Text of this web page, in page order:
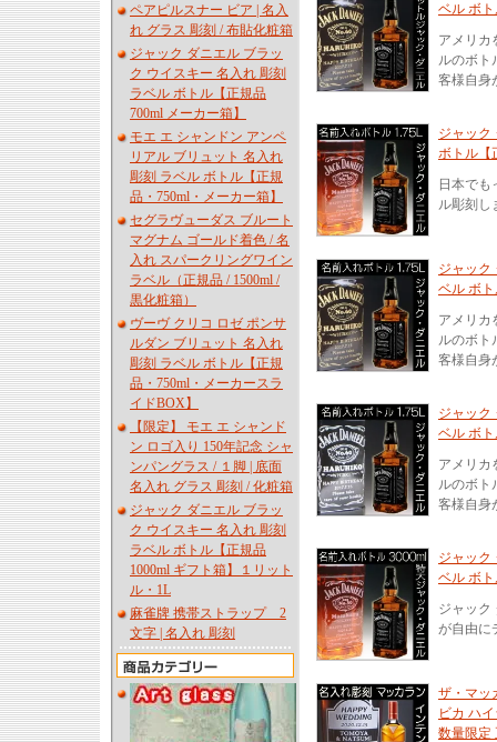
ペアピルスナー ビア | 名入
れ グラス 彫刻 / 布貼化粧箱
ジャック ダニエル ブラッ
ク ウイスキー 名入れ 彫刻
ラベル ボトル【正規品
700ml メーカー箱】
モエ エ シャンドン アンペ
リアル ブリュット 名入れ
彫刻 ラベル ボトル【正規
品・750ml・メーカー箱】
セグラヴューダス ブルート
マグナム ゴールド着色 / 名
入れ スパークリングワイン
ラベル（正規品 / 1500ml /
黒化粧箱）
ヴーヴ クリコ ロゼ ポンサ
ルダン ブリュット 名入れ
彫刻 ラベル ボトル【正規
品・750ml・メーカースラ
イドBOX】
【限定】 モエ エ シャンド
ン ロゴ入り 150年記念 シャ
ンパングラス / １脚 | 底面
名入れ グラス 彫刻 / 化粧箱
ジャック ダニエル ブラッ
ク ウイスキー 名入れ 彫刻
ラベル ボトル【正規品
1000ml ギフト箱】１リット
ル・1L
麻雀牌 携帯ストラップ 2
文字 | 名入れ 彫刻
ベル ボ
アメリカ
ルのボト
客様自身
ジャック
ボトル【
日本で
ル彫刻し
ジャック
ベル ボト
アメリカ
ルのボト
客様自身
ジャック
ベル ボト
アメリカ
ルのボト
客様自身
ジャック
ベル ボ
ジャック
が自由に
ザ・マッ
ビカ ハ
数量限定